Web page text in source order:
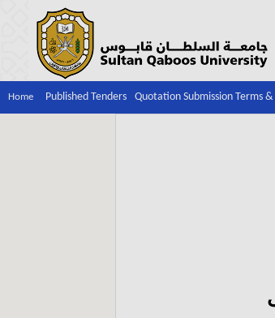
Home Published Tenders Quotation Submission Terms